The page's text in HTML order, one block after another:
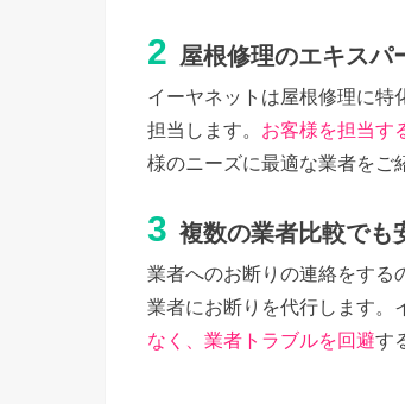
2 屋根修理のエキスパ
イーヤネットは屋根修理に特
担当します。 お客様を担当す
様のニーズに最適な業者をご
3 複数の業者比較でも
業者へのお断りの連絡をする
業者にお断りを代行します。
なく、業者トラブルを回避す